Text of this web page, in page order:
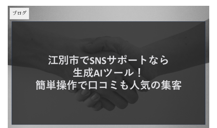
ブログ